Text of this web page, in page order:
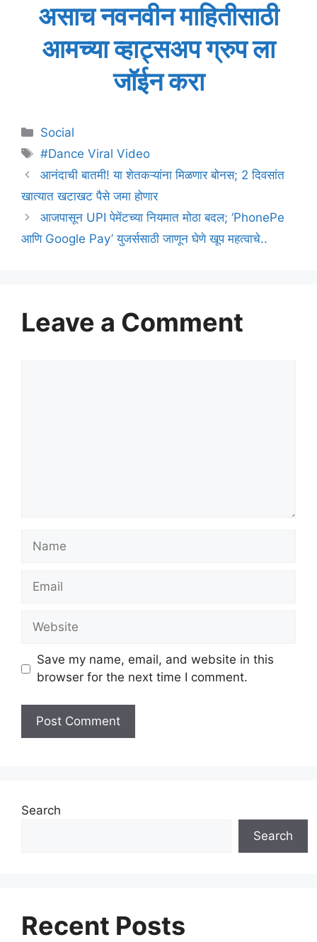
असाच नवनवीन माहितीसाठी
आमच्या व्हाट्सअप ग्रुप ला
जॉईन करा
Categories
Social
Tags
#Dance Viral Video
आनंदाची बातमी! या शेतकऱ्यांना मिळणार बोनस; 2 दिवसांत
खात्यात खटाखट पैसे जमा होणार
आजपासून UPI पेमेंटच्या नियमात मोठा बदल; ‘PhonePe
आणि Google Pay’ युजर्ससाठी जाणून घेणे खूप महत्वाचे..
Leave a Comment
Name
Email
Website
Save my name, email, and website in this
browser for the next time I comment.
Search
Search
Recent Posts